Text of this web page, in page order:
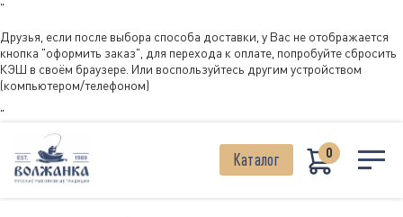
"
Друзья, если после выбора способа доставки, у Вас не отображается
кнопка "оформить заказ", для перехода к оплате, попробуйте сбросить
КЭШ в своём браузере. Или воспользуйтесь другим устройством
(компьютером/телефоном)
"
Каталог 0